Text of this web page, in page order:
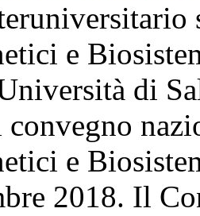
e
di
convegno
e
2018. Il